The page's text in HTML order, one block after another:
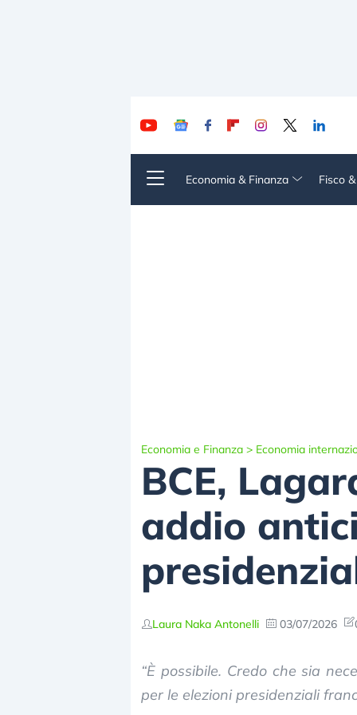
Economia & Finanza Fisco
Economia e Finanza > Economia
BCE,
addio
Laura Naka Antonelli 03/07/2026
“È possibile. Credo che sia
per le elezioni presidenziali